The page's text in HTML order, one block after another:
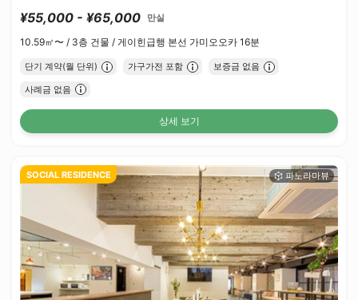
¥55,000 - ¥65,000 만실
10.59㎡〜 / 3층 건물 / 게이힌급행 본선 가미오오카 16분
단기 계약(월 단위) 가구가전 포함 보증금 없음
사례금 없음
상세 보기
SOCIAL RESIDENCE